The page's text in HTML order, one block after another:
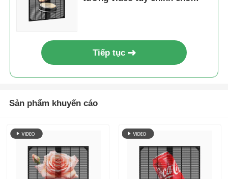
Tiếp tục
Sản phẩm khuyến cáo